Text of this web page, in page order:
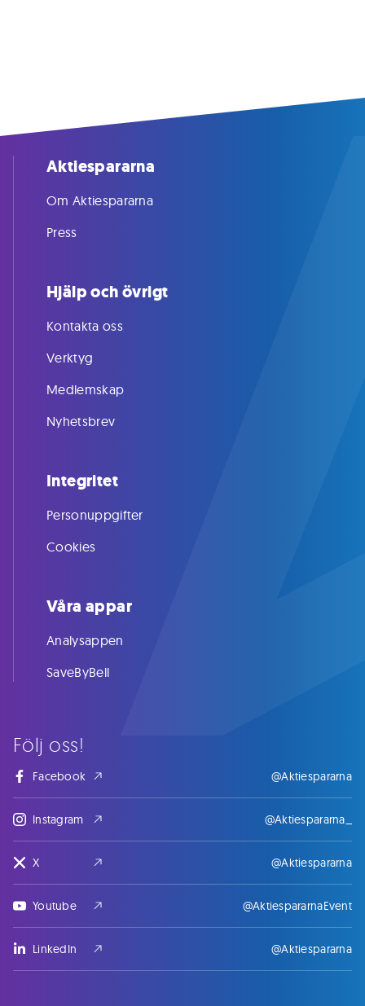
Följ oss!
Facebook @Aktiespararna
Instagram @Aktiespararna_
X @Aktiespararna
Youtube @AktiespararnaEvent
LinkedIn @Aktiespararna
Aktiespararna
Om Aktiespararna
Press
Hjälp och övrigt
Kontakta oss
Verktyg
Medlemskap
Nyhetsbrev
Integritet
Personuppgifter
Cookies
Våra appar
Analysappen
SaveByBell